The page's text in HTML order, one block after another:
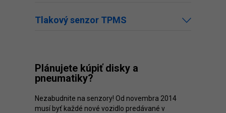
Tlakový senzor TPMS
Plánujete kúpiť disky a
pneumatiky?
Nezabudnite na senzory! Od novembra 2014
musí byť každé nové vozidlo predávané v